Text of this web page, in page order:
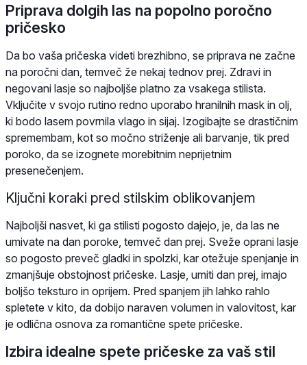
Priprava dolgih las na popolno poročno
pričesko
Da bo vaša pričeska videti brezhibno, se priprava ne začne
na poročni dan, temveč že nekaj tednov prej. Zdravi in
negovani lasje so najboljše platno za vsakega stilista.
Vključite v svojo rutino redno uporabo hranilnih mask in olj,
ki bodo lasem povrnila vlago in sijaj. Izogibajte se drastičnim
spremembam, kot so močno striženje ali barvanje, tik pred
poroko, da se izognete morebitnim neprijetnim
presenečenjem.
Ključni koraki pred stilskim oblikovanjem
Najboljši nasvet, ki ga stilisti pogosto dajejo, je, da las ne
umivate na dan poroke, temveč dan prej. Sveže oprani lasje
so pogosto preveč gladki in spolzki, kar otežuje spenjanje in
zmanjšuje obstojnost pričeske. Lasje, umiti dan prej, imajo
boljšo teksturo in oprijem. Pred spanjem jih lahko rahlo
spletete v kito, da dobijo naraven volumen in valovitost, kar
je odlična osnova za romantične spete pričeske.
Izbira idealne spete pričeske za vaš stil